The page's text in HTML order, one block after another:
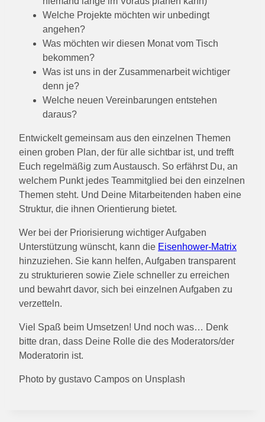
Welche Projekte möchten wir unbedingt
angehen?
Was möchten wir diesen Monat vom Tisch
bekommen?
Was ist uns in der Zusammenarbeit wichtiger
denn je?
Welche neuen Vereinbarungen entstehen
daraus?
Entwickelt gemeinsam aus den einzelnen Themen
einen groben Plan, der für alle sichtbar ist, und trefft
Euch regelmäßig zum Austausch. So erfährst Du, an
welchem Punkt jedes Teammitglied bei den einzelnen
Themen steht. Und Deine Mitarbeitenden haben eine
Struktur, die ihnen Orientierung bietet.
Wer bei der Priorisierung wichtiger Aufgaben
Unterstützung wünscht, kann die Eisenhower-Matrix
hinzuziehen. Sie kann helfen, Aufgaben transparent
zu strukturieren sowie Ziele schneller zu erreichen
und bewahrt davor, sich bei einzelnen Aufgaben zu
verzetteln.
Viel Spaß beim Umsetzen! Und noch was… Denk
bitte dran, dass Deine Rolle die des Moderators/der
Moderatorin ist.
Photo by gustavo Campos on Unsplash